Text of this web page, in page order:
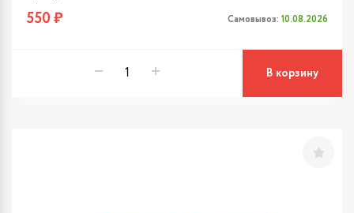
550 ₽ Самовывоз: 10.08.2026
В корзину